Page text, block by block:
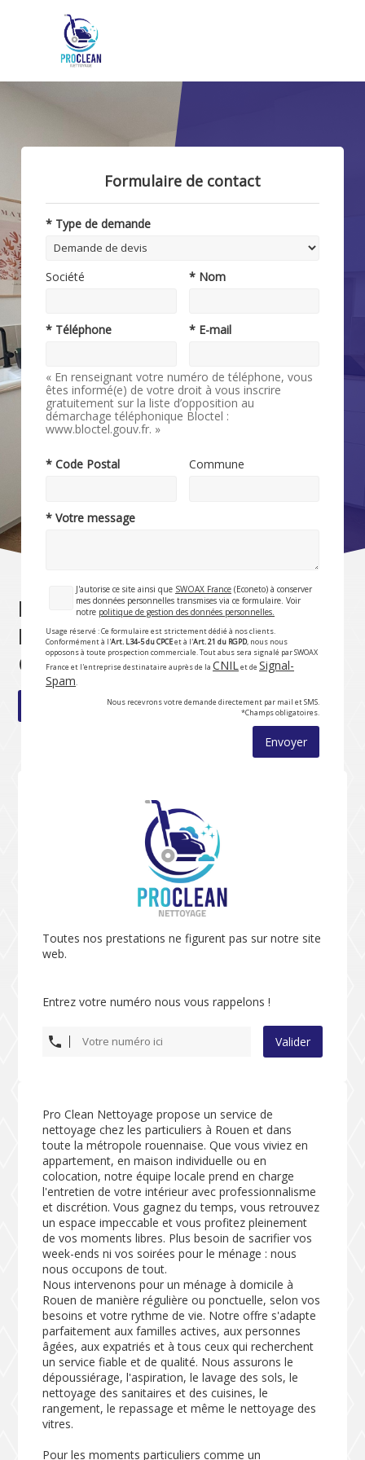
Formulaire de contact
* Type de demande
Société * Nom
* Téléphone * E-mail
« En renseignant votre numéro de téléphone, vous
êtes informé(e) de votre droit à vous inscrire
gratuitement sur la liste d’opposition au
démarchage téléphonique Bloctel :
www.bloctel.gouv.fr. »
* Code Postal Commune
* Votre message
J'autorise ce site ainsi que SWOAX France (Econeto) à conserver
mes données personnelles transmises via ce formulaire. Voir
notre politique de gestion des données personnelles.
Usage réservé : Ce formulaire est strictement dédié à nos clients.
Conformément à l'Art. L34-5 du CPCEet à l'Art. 21 du RGPD, nous nous
opposons à toute prospection commerciale. Tout abus sera signalé par SWOAX
France et l'entreprise destinataire auprès de la CNILet de Signal-
Spam.
Nous recevrons votre demande directement par mail et SMS.
*Champs obligatoires.
Envoyer
Toutes nos prestations ne figurent pas sur notre site
web.
Entrez votre numéro nous vous rappelons !
Valider
Ménage à domicile à Rouen |
Maison et appartement | Pro
Clean
Rubrique précédente
Pro Clean Nettoyage propose un service de
nettoyage chez les particuliers à Rouen et dans
toute la métropole rouennaise. Que vous viviez en
appartement, en maison individuelle ou en
colocation, notre équipe locale prend en charge
l'entretien de votre intérieur avec professionnalisme
et discrétion. Vous gagnez du temps, vous retrouvez
un espace impeccable et vous profitez pleinement
de vos moments libres. Plus besoin de sacrifier vos
week-ends ni vos soirées pour le ménage : nous
nous occupons de tout.
Nous intervenons pour un ménage à domicile à
Rouen de manière régulière ou ponctuelle, selon vos
besoins et votre rythme de vie. Notre offre s'adapte
parfaitement aux familles actives, aux personnes
âgées, aux expatriés et à tous ceux qui recherchent
un service fiable et de qualité. Nous assurons le
dépoussiérage, l'aspiration, le lavage des sols, le
nettoyage des sanitaires et des cuisines, le
rangement, le repassage et même le nettoyage des
vitres.
Pour les moments particuliers comme un